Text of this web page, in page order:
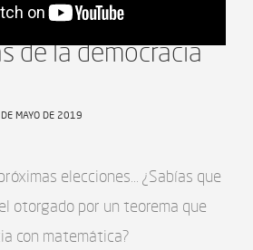
- Las
de la democracia
MAYO DE 2019
elecciones… ¿Sabías que
otorgado por un teorema que
con matemática?